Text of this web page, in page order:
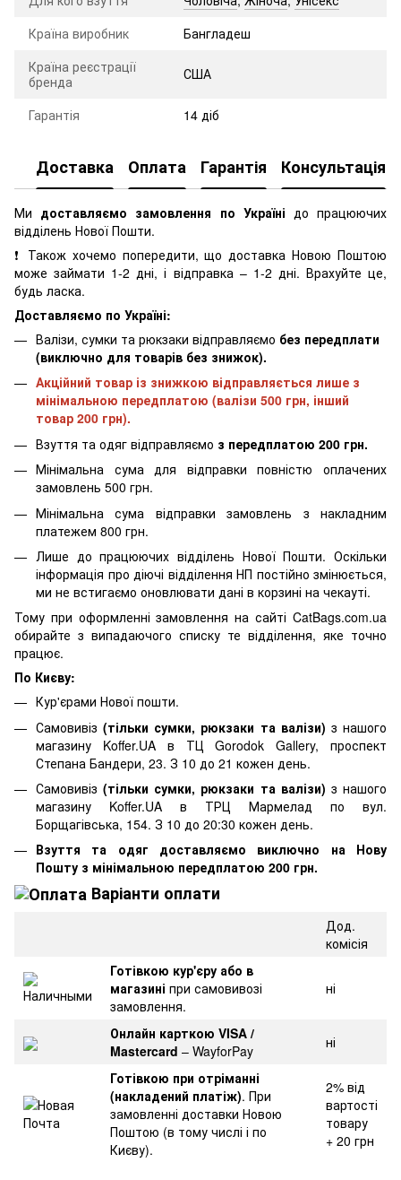
Країна виробник
Бангладеш
Країна реєстрації
бренда
США
Гарантія 14 діб
Доставка Оплата Гарантія Консультація
Ми доставляємо замовлення по Україні до працюючих
відділень Нової Пошти.
❗ Також хочемо попередити, що доставка Новою Поштою
може займати 1-2 дні, і відправка – 1-2 дні. Врахуйте це,
будь ласка.
Доставляємо по Україні:
Валізи, сумки та рюкзаки відправляємо без передплати
(виключно для товарів без знижок).
Акційний товар із знижкою відправляється лише з
мінімальною передплатою (валізи 500 грн, інший
товар 200 грн).
Взуття та одяг відправляємо з передплатою 200 грн.
Мінімальна сума для відправки повністю оплачених
замовлень 500 грн.
Мінімальна сума відправки замовлень з накладним
платежем 800 грн.
Лише до працюючих відділень Нової Пошти. Оскільки
інформація про діючі відділення НП постійно змінюється,
ми не встигаємо оновлювати дані в корзині на чекауті.
Тому при оформленні замовлення на сайті CatBags.com.ua
обирайте з випадаючого списку те відділення, яке точно
працює.
По Києву:
Кур'єрами Нової пошти.
Самовивіз(тільки сумки, рюкзаки та валізи) з нашого
магазину Koffer.UA в ТЦ Gorodok Gallery, проспект
Степана Бандери, 23. З 10 до 21 кожен день.
Самовивіз(тільки сумки, рюкзаки та валізи) з нашого
магазину Koffer.UA в ТРЦ Мармелад по вул.
Борщагівська, 154. З 10 до 20:30 кожен день.
Взуття та одяг доставляємо виключно на Нову
Пошту з мінімальною передплатою 200 грн.
Варіанти оплати
Дод.
комісія
Готівкою кур'єру або в
магазині при самовивозі
замовлення.
ні
Онлайн карткою VISA /
Mastercard – WayforPay
ні
Готівкою при отріманні
(накладений платіж). При
замовленні доставки Новою
Поштою (в тому числі і по
Києву).
2% від
вартості
товару
+ 20 грн